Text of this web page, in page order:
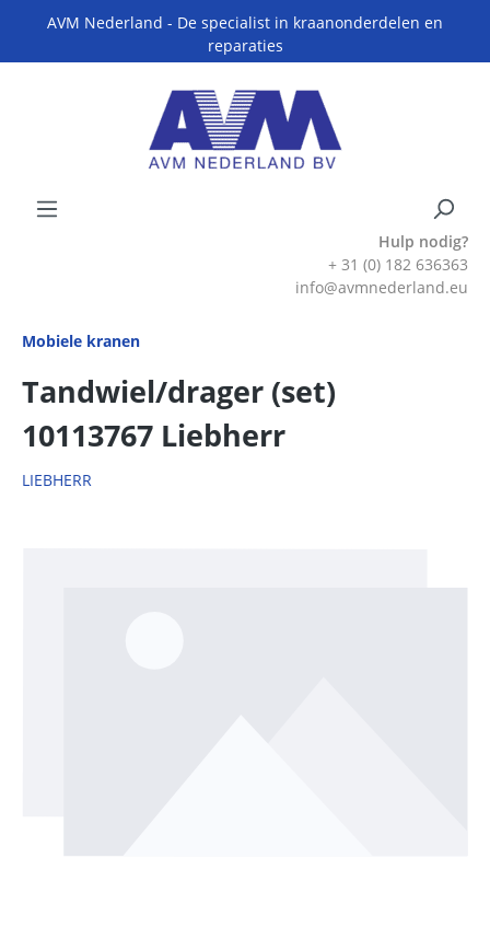
AVM Nederland - De specialist in kraanonderdelen en
reparaties
Hulp nodig?
+ 31 (0) 182 636363
info@avmnederland.eu
Mobiele kranen
Tandwiel/drager (set)
10113767 Liebherr
LIEBHERR